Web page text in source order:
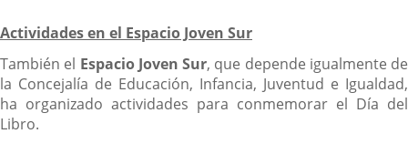
Actividades en el Espacio Joven Sur
También el Espacio Joven Sur, que depende igualmente de
la Concejalía de Educación, Infancia, Juventud e Igualdad,
ha organizado actividades para conmemorar el Día del
Libro.